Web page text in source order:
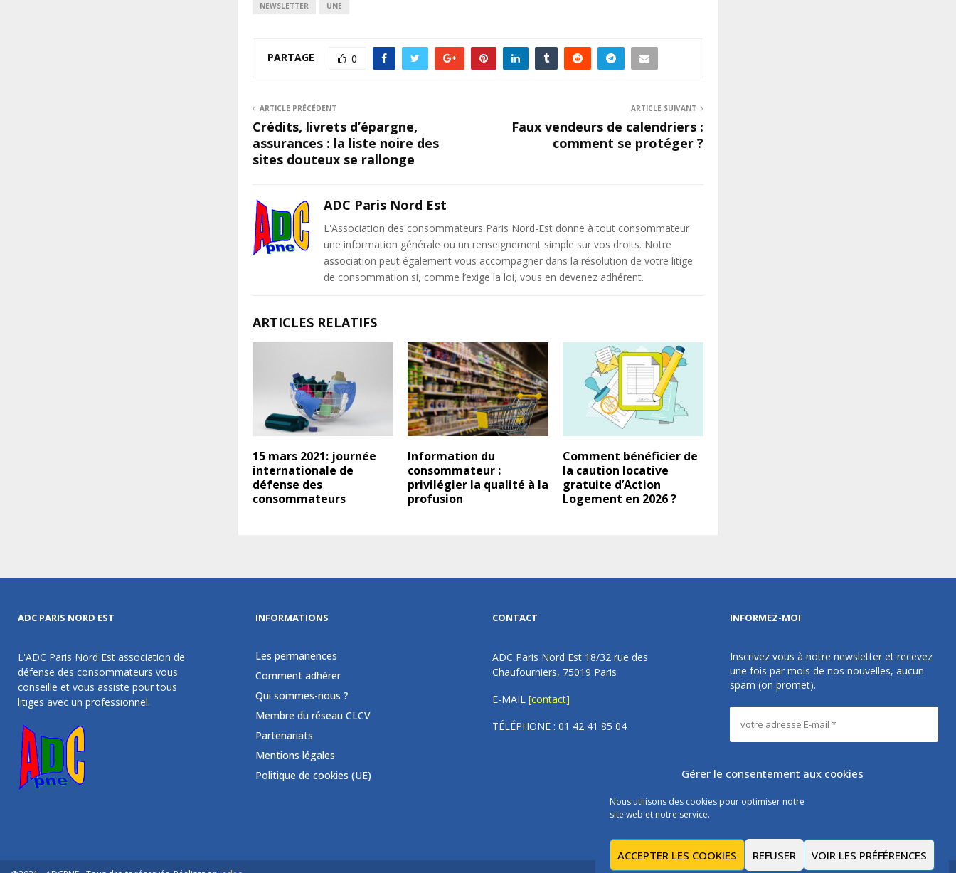
Gérer le consentement aux cookies
Nous utilisons des cookies pour optimiser notre
site web et notre service.
ACCEPTER LES COOKIES REFUSER VOIR LES PRÉFÉRENCES
NEWSLETTER UNE
PARTAGE 0
ARTICLE PRÉCÉDENT
Crédits, livrets d’épargne,
assurances : la liste noire des
sites douteux se rallonge
ARTICLE SUIVANT
Faux vendeurs de calendriers :
comment se protéger ?
ADC Paris Nord Est
L'Association des consommateurs Paris Nord-Est donne à tout consommateur
une information générale ou un renseignement simple sur vos droits. Notre
association peut également vous accompagner dans la résolution de votre litige
de consommation si, comme l’exige la loi, vous en devenez adhérent.
ARTICLES RELATIFS
15 mars 2021: journée
internationale de
défense des
consommateurs
Information du
consommateur :
privilégier la qualité à la
profusion
Comment bénéficier de
la caution locative
gratuite d’Action
Logement en 2026 ?
ADC PARIS NORD EST
L'ADC Paris Nord Est association de
défense des consommateurs vous
conseille et vous assiste pour tous
litiges avec un professionnel.
INFORMATIONS
Les permanences
Comment adhérer
Qui sommes-nous ?
Membre du réseau CLCV
Partenariats
Mentions légales
Politique de cookies (UE)
CONTACT
ADC Paris Nord Est 18/32 rue des
Chaufourniers, 75019 Paris
E-MAIL [contact]
TÉLÉPHONE : 01 42 41 85 04
INFORMEZ-MOI
Inscrivez vous à notre newsletter et recevez
une fois par mois de nos nouvelles, aucun
spam (on promet).
Les instructions pour vous désabonner sont